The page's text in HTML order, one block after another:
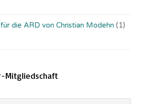
die ARD von Christian Modehn (1)
Mitgliedschaft